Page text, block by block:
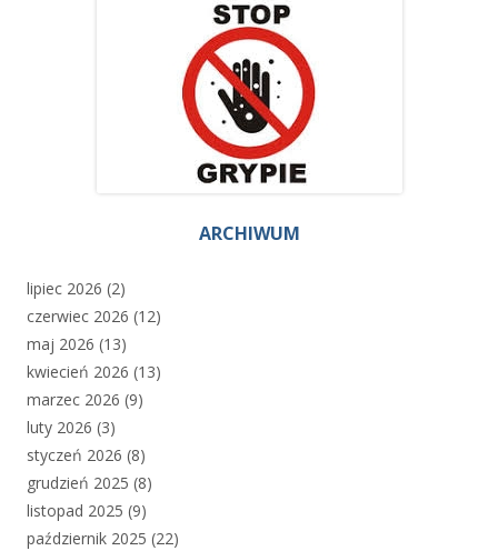
ARCHIWUM
lipiec 2026 (2)
czerwiec 2026 (12)
maj 2026 (13)
kwiecień 2026 (13)
marzec 2026 (9)
luty 2026 (3)
styczeń 2026 (8)
grudzień 2025 (8)
listopad 2025 (9)
październik 2025 (22)